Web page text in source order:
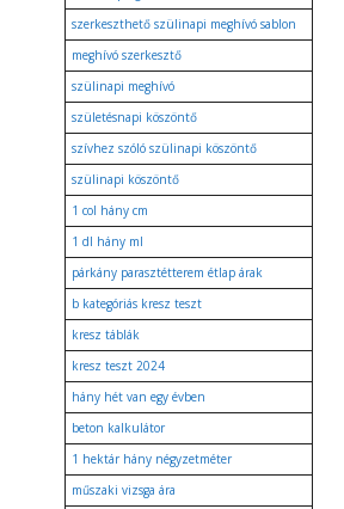
szerkeszthető szülinapi meghívó sablon
meghívó szerkesztő
szülinapi meghívó
születésnapi köszöntő
szívhez szóló szülinapi köszöntő
szülinapi köszöntő
1 col hány cm
1 dl hány ml
párkány parasztétterem étlap árak
b kategóriás kresz teszt
kresz táblák
kresz teszt 2024
hány hét van egy évben
beton kalkulátor
1 hektár hány négyzetméter
műszaki vizsga ára